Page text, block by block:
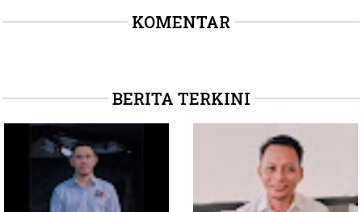
KOMENTAR
BERITA TERKINI